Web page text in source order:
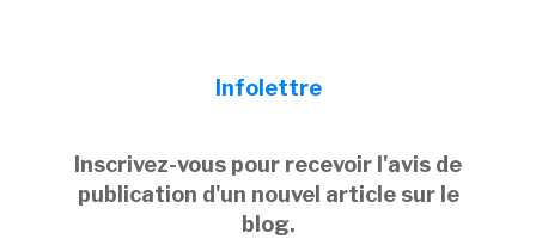
Infolettre
Inscrivez-vous pour recevoir l'avis de
publication d'un nouvel article sur le
blog.